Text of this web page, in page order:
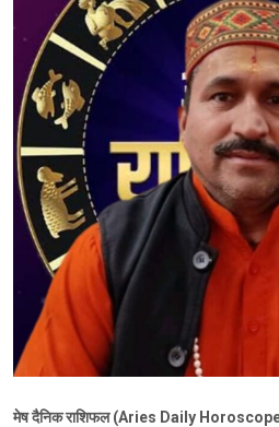
मेष दैनिक राशिफल (Aries Daily